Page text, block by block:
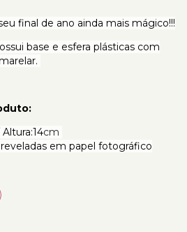
final de ano ainda mais mágico!!!
base e esfera plásticas com
Altura:14cm
em papel fotográfico